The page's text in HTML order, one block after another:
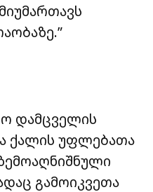
დამცველის
ქალის უფლებათა
გამოიკვეთა